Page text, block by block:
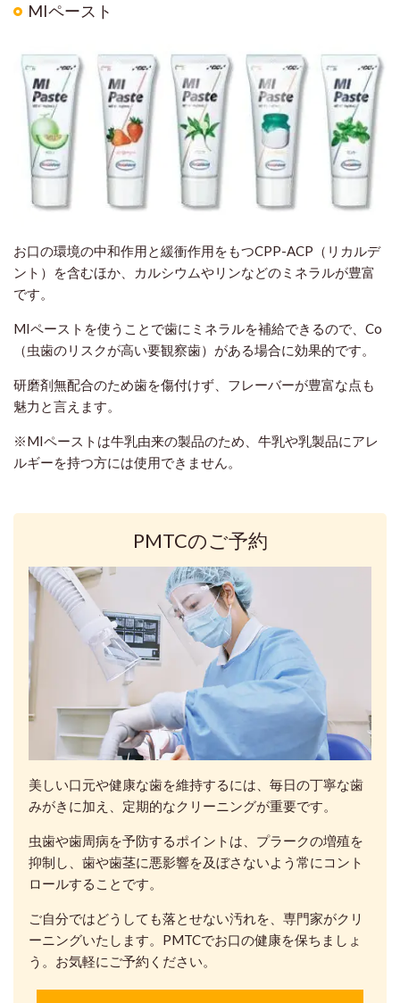
MIペースト
お口の環境の中和作用と緩衝作用をもつCPP-ACP（リカルデ
ント）を含むほか、カルシウムやリンなどのミネラルが豊富
です。
MIペーストを使うことで歯にミネラルを補給できるので、Co
（虫歯のリスクが高い要観察歯）がある場合に効果的です。
研磨剤無配合のため歯を傷付けず、フレーバーが豊富な点も
魅力と言えます。
※MIペーストは牛乳由来の製品のため、牛乳や乳製品にアレ
ルギーを持つ方には使用できません。
PMTCのご予約
美しい口元や健康な歯を維持するには、毎日の丁寧な歯
みがきに加え、定期的なクリーニングが重要です。
虫歯や歯周病を予防するポイントは、プラークの増殖を
抑制し、歯や歯茎に悪影響を及ぼさないよう常にコント
ロールすることです。
ご自分ではどうしても落とせない汚れを、専門家がクリ
ーニングいたします。PMTCでお口の健康を保ちましょ
う。お気軽にご予約ください。